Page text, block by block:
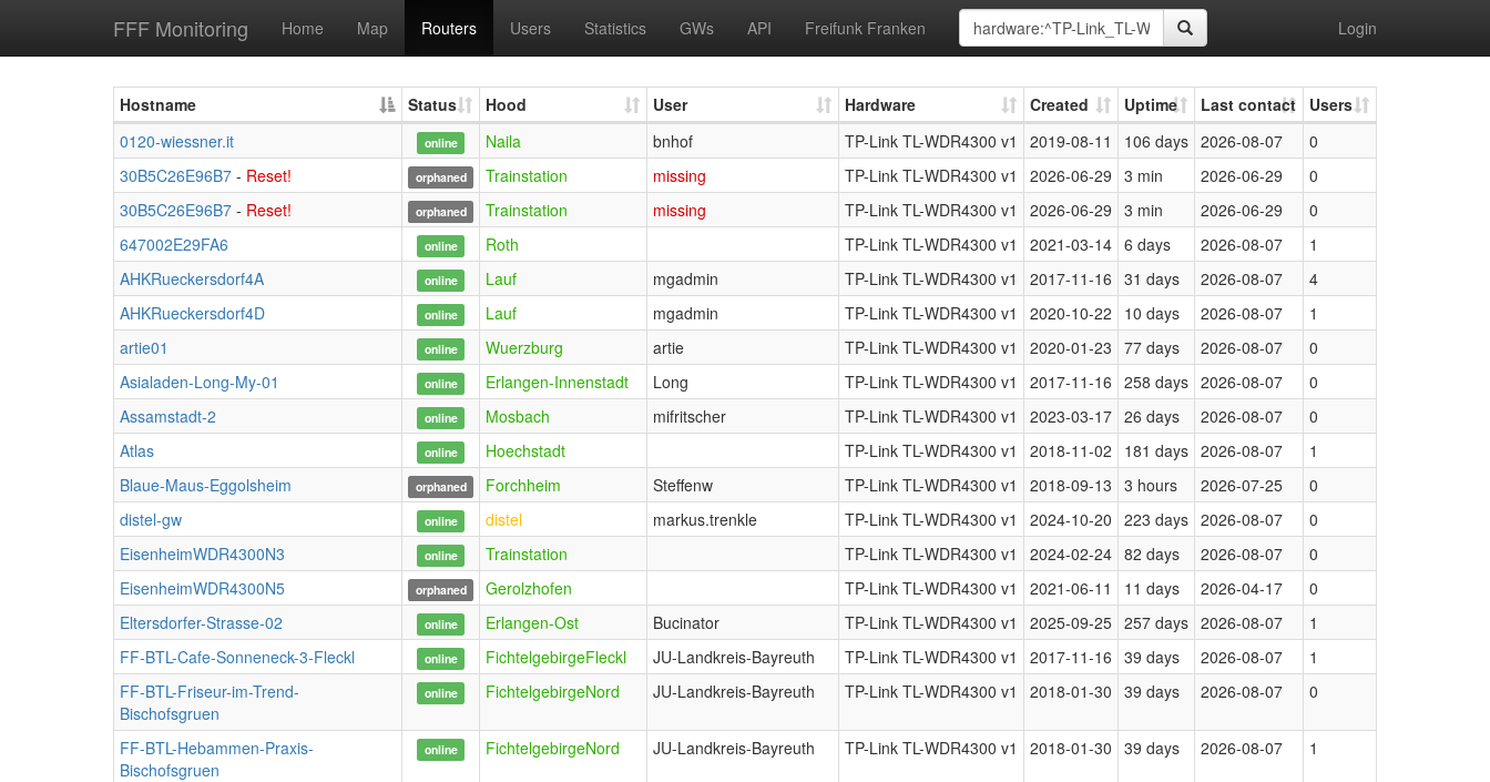
FFF Monitoring Home Map Routers Users Statistics GWs API Freifunk Franken Login
Hostname Status Hood User Hardware Created Uptime Last contact
Users
0120-wiessner.it
online Naila bnhof TP-Link TL-WDR4300 v1 2019-08-11 106 days 2026-08-07
0
30B5C26E96B7 - Reset! orphaned Trainstation missing TP-Link TL-WDR4300 v1 2026-06-29 3 min 2026-06-29
0
30B5C26E96B7 - Reset! orphaned Trainstation missing TP-Link TL-WDR4300 v1 2026-06-29 3 min 2026-06-29
0
647002E29FA6
online Roth TP-Link TL-WDR4300 v1 2021-03-14 6 days 2026-08-07
1
AHKRueckersdorf4A
online Lauf mgadmin TP-Link TL-WDR4300 v1 2017-11-16 31 days 2026-08-07
4
AHKRueckersdorf4D
online Lauf mgadmin TP-Link TL-WDR4300 v1 2020-10-22 10 days 2026-08-07
1
artie01
online Wuerzburg artie TP-Link TL-WDR4300 v1 2020-01-23 77 days 2026-08-07
0
Asialaden-Long-My-01
online Erlangen-Innenstadt Long TP-Link TL-WDR4300 v1 2017-11-16 258 days 2026-08-07
0
Assamstadt-2
online Mosbach mifritscher TP-Link TL-WDR4300 v1 2023-03-17 26 days 2026-08-07
0
Atlas
online Hoechstadt TP-Link TL-WDR4300 v1 2018-11-02 181 days 2026-08-07
1
Blaue-Maus-Eggolsheim
orphaned Forchheim Steffenw TP-Link TL-WDR4300 v1 2018-09-13 3 hours 2026-07-25
0
distel-gw
online distel markus.trenkle TP-Link TL-WDR4300 v1 2024-10-20 223 days 2026-08-07
0
EisenheimWDR4300N3
online Trainstation TP-Link TL-WDR4300 v1 2024-02-24 82 days 2026-08-07
0
EisenheimWDR4300N5
orphaned Gerolzhofen TP-Link TL-WDR4300 v1 2021-06-11 11 days 2026-04-17
0
Eltersdorfer-Strasse-02
online Erlangen-Ost Bucinator TP-Link TL-WDR4300 v1 2025-09-25 257 days 2026-08-07
1
FF-BTL-Cafe-Sonneneck-3-Fleckl
online FichtelgebirgeFleckl JU-Landkreis-Bayreuth TP-Link TL-WDR4300 v1 2017-11-16 39 days 2026-08-07
1
FF-BTL-Friseur-im-Trend-
Bischofsgruen
online FichtelgebirgeNord JU-Landkreis-Bayreuth TP-Link TL-WDR4300 v1 2018-01-30 39 days 2026-08-07 0
FF-BTL-Hebammen-Praxis-
Bischofsgruen
online FichtelgebirgeNord JU-Landkreis-Bayreuth TP-Link TL-WDR4300 v1 2018-01-30 39 days 2026-08-07 1